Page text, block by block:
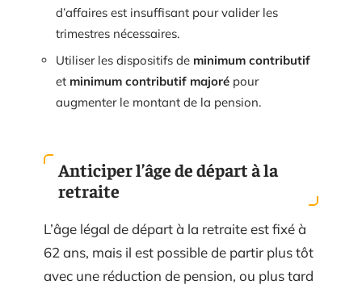
d’affaires est insuffisant pour valider les
trimestres nécessaires.
Utiliser les dispositifs de minimum contributif
et minimum contributif majoré pour
augmenter le montant de la pension.
Anticiper l’âge de départ à la
retraite
L’âge légal de départ à la retraite est fixé à
62 ans, mais il est possible de partir plus tôt
avec une réduction de pension, ou plus tard